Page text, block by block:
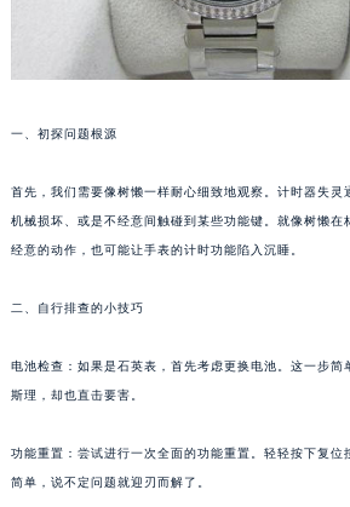
一、初探问题根源
首先，我们需要像树懒一样耐心细致地观察。计时器失灵
机械损坏、或是不经意间触碰到某些功能键。就像树懒在
经意的动作，也可能让手表的计时功能陷入沉睡。
二、自行排查的小技巧
电池检查：如果是石英表，首先考虑更换电池。这一步简
斯理，却也直击要害。
功能重置：尝试进行一次全面的功能重置。轻轻按下复位
简单，说不定问题就迎刃而解了。